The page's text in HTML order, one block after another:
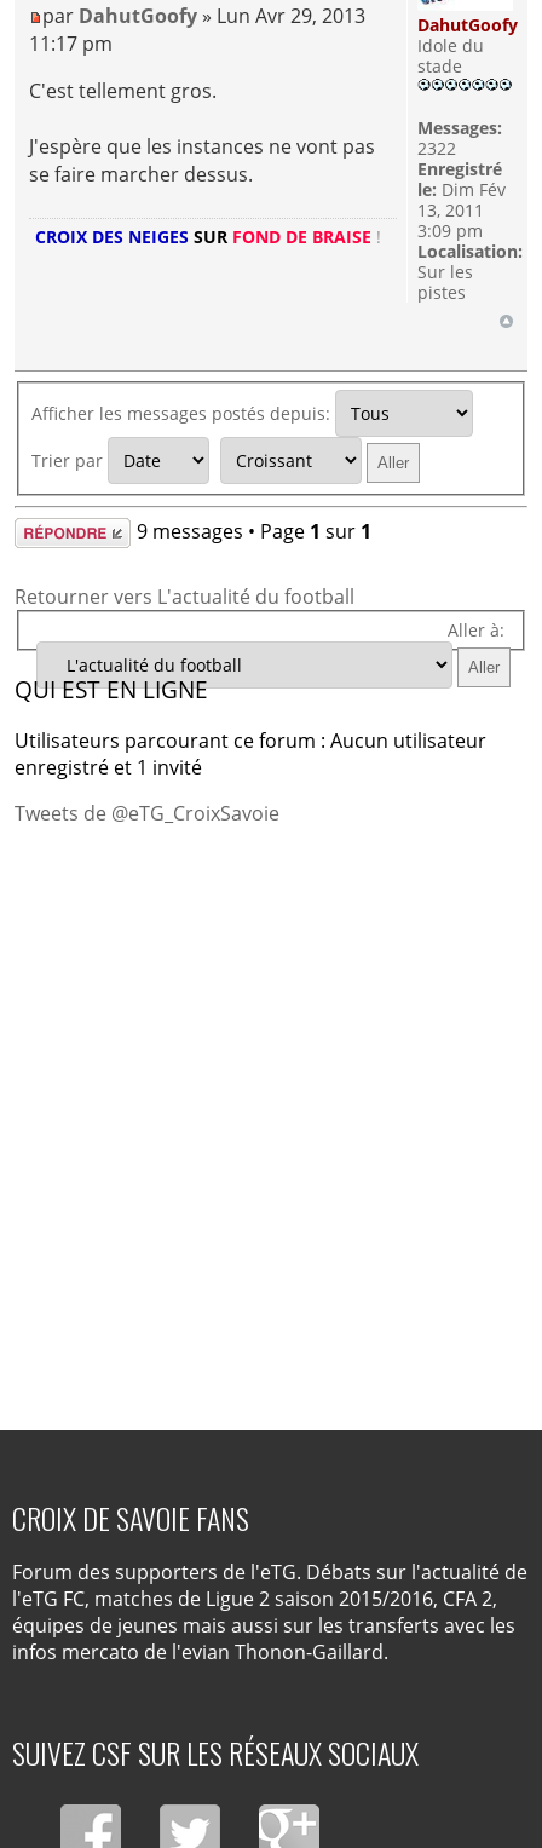
par DahutGoofy » Lun Avr 29, 2013
11:17 pm
C'est tellement gros.
J'espère que les instances ne vont pas
se faire marcher dessus.
CROIX DES NEIGES SUR FOND DE BRAISE !
DahutGoofy
Idole du
stade
Messages:
2322
Enregistré
le: Dim Fév
13, 2011
3:09 pm
Localisation:
Sur les
pistes
Afficher les messages postés depuis:
Trier par
Répondre 9 messages • Page 1 sur 1
Retourner vers L'actualité du football
Aller à:
QUI EST EN LIGNE
Utilisateurs parcourant ce forum : Aucun utilisateur
enregistré et 1 invité
Tweets de @eTG_CroixSavoie
CROIX DE SAVOIE FANS
Forum des supporters de l'eTG. Débats sur l'actualité de
l'eTG FC, matches de Ligue 2 saison 2015/2016, CFA 2,
équipes de jeunes mais aussi sur les transferts avec les
infos mercato de l'evian Thonon-Gaillard.
SUIVEZ CSF SUR LES RÉSEAUX SOCIAUX